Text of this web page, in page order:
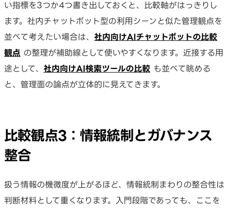
い指標を3つか4つ書き出しておくと、比較軸がはっきりし
ます。社内チャットボット型の利用シーンと似た管理観点を
並べて考えたい場合は、 社内向けAIチャットボットの比較
観点 の整理が補助線として使いやすくなります。近接する用
途として、 社内向けAI検索ツールの比較 も並べて眺める
と、管理面の論点が立体的に見えてきます。
比較観点3：情報統制とガバナンス
整合
扱う情報の機微度が上がるほど、情報統制まわりの整合性は
判断材料として重くなります。入門段階であっても、ここを